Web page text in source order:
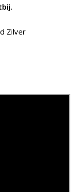
Zilver